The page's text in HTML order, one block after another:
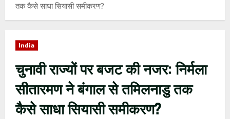
तक कैसे साधा सियासी समीकरण?
India
चुनावी राज्यों पर बजट की नजर: निर्मला
सीतारमण ने बंगाल से तमिलनाडु तक
कैसे साधा सियासी समीकरण?